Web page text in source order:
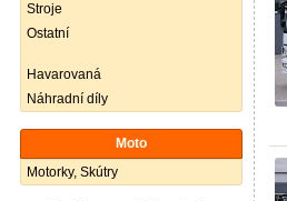
Stroje
Ostatní
Havarovaná
Náhradní díly
Moto
Motorky, Skútry